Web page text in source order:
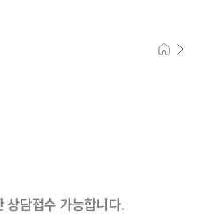
담접수 가능합니다.